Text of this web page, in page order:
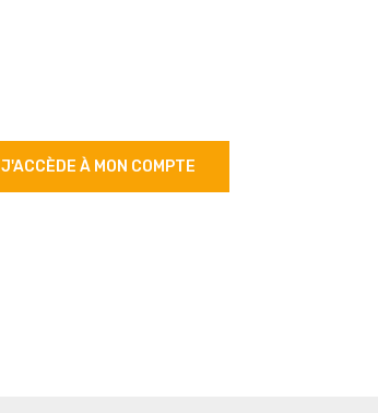
J'ACCÈDE À MON COMPTE